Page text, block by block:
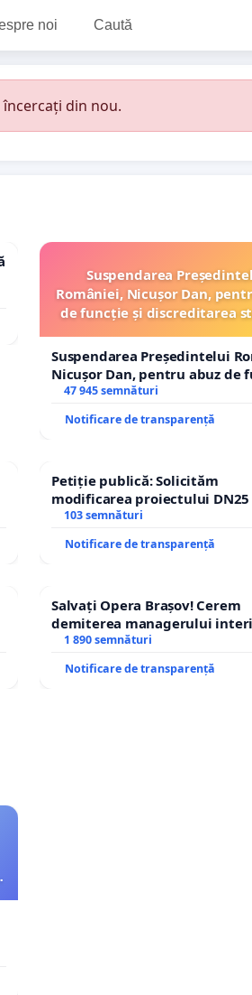
noi Caută
din nou.
Suspendarea
României, Nicușor Dan,
de funcție și discreditarea
Suspendarea Președintelui
Nicușor Dan, pentru abuz de
și discreditarea statului
47 945 semnături
Notificare de transparență
Petiție publică: Solicităm
modificarea proiectului
– Hanu Conachi) prin devierea
traseului în afara localităților!
103 semnături
Notificare de transparență
Salvați Opera Brașov! Cerem
demiterea managerului
Petrean Lucian-Marius!
1 890 semnături
Notificare de transparență